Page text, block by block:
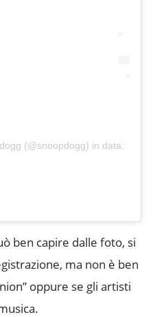
(@snoopdogg) in data:
ben capire dalle foto, si
ma non è ben
oppure se gli artisti